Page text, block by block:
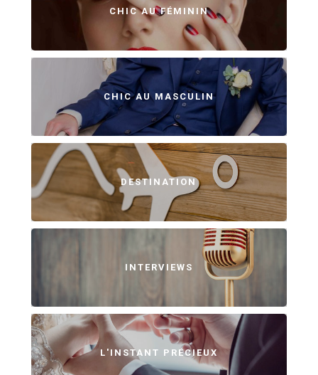
CHIC AU FÉMININ
CHIC AU MASCULIN
DESTINATION
INTERVIEWS
L'INSTANT PRÉCIEUX